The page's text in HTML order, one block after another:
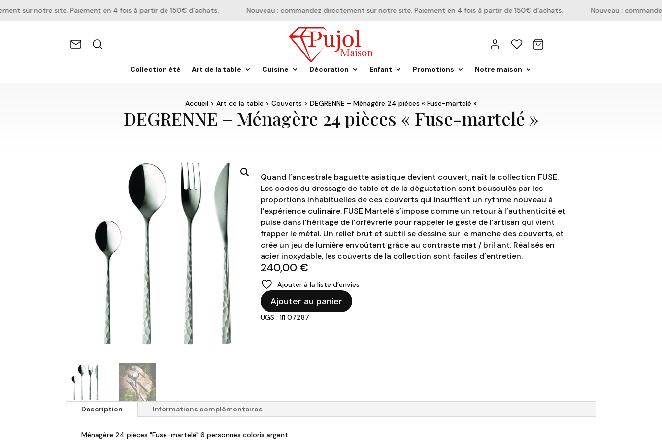
sur notre site. Paiement en 4 fois à partir de 150€ d'achats. Nouveau : commandez directement sur notre site. Paiement en 4 fois à partir de 150€ d'achats. Nouveau :
Collection été Art de la table Cuisine Décoration Enfant Promotions Notre maison
Accueil > Art de la table > Couverts > DEGRENNE – Ménagère 24 pièces « Fuse-martelé »
DEGRENNE – Ménagère 24 pièces « Fuse-martelé »
Quand l’ancestrale baguette asiatique devient couvert, naît la collection FUSE.
Les codes du dressage de table et de la dégustation sont bousculés par les
proportions inhabituelles de ces couverts qui insufflent un rythme nouveau à
l’expérience culinaire. FUSE Martelé s’impose comme un retour à l’authenticité et
puise dans l’héritage de l’orfèvrerie pour rappeler le geste de l’artisan qui vient
frapper le métal. Un relief brut et subtil se dessine sur le manche des couverts, et
crée un jeu de lumière envoûtant grâce au contraste mat / brillant. Réalisés en
acier inoxydable, les couverts de la collection sont faciles d’entretien.
240,00 €
Ajouter à la liste d’envies
quantité
de
DEGRENNE
Ajouter au panier
UGS : 1I1 07287
Description Informations complémentaires
Ménagère 24 pièces "Fuse-martelé" 6 personnes coloris argent.